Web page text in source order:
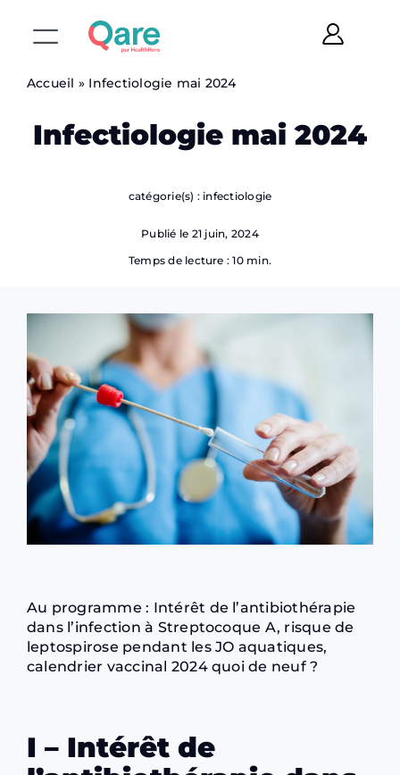
contentToggle
Navigation
Equipe médicale
Accueil » Infectiologie mai 2024
Infectiologie mai 2024
catégorie(s) : infectiologie
Publié le 21 juin, 2024
Temps de lecture : 10 min.
Au programme : Intérêt de l’antibiothérapie
dans l’infection à Streptocoque A, risque de
leptospirose pendant les JO aquatiques,
calendrier vaccinal 2024 quoi de neuf ?
I – Intérêt de